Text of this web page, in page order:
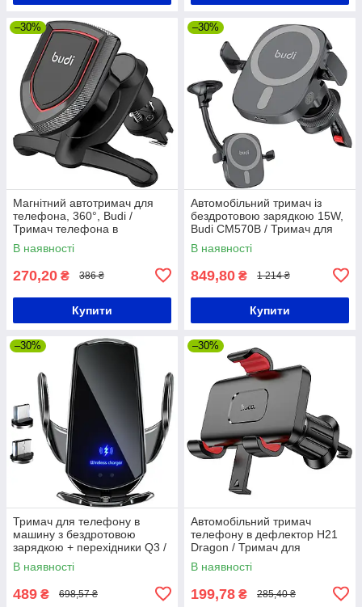
–30%
Магнітний автотримач для
телефона, 360°, Budi /
Тримач телефона в
дефлектор / Автомобільний
тримач
В наявності
270,20 ₴ 386 ₴
Купити
–30%
Автомобільний тримач із
бездротовою зарядкою 15W,
Budi CM570B / Тримач для
телефону в машину
В наявності
849,80 ₴ 1 214 ₴
Купити
–30%
Тримач для телефону в
машину з бездротовою
зарядкою + перехідники Q3 /
Автотримач телефону в авто
В наявності
489 ₴ 698,57 ₴
–30%
Автомобільний тримач
телефону в дефлектор H21
Dragon / Тримач для
смартфона / Автотримач
В наявності
199,78 ₴ 285,40 ₴